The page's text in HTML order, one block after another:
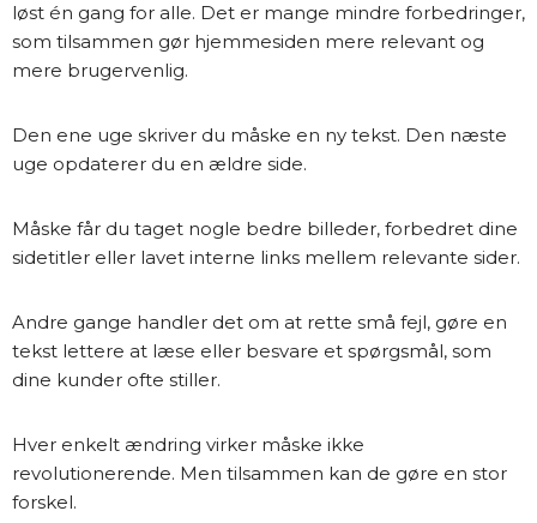
løst én gang for alle. Det er mange mindre forbedringer,
som tilsammen gør hjemmesiden mere relevant og
mere brugervenlig.
Den ene uge skriver du måske en ny tekst. Den næste
uge opdaterer du en ældre side.
Måske får du taget nogle bedre billeder, forbedret dine
sidetitler eller lavet interne links mellem relevante sider.
Andre gange handler det om at rette små fejl, gøre en
tekst lettere at læse eller besvare et spørgsmål, som
dine kunder ofte stiller.
Hver enkelt ændring virker måske ikke
revolutionerende. Men tilsammen kan de gøre en stor
forskel.